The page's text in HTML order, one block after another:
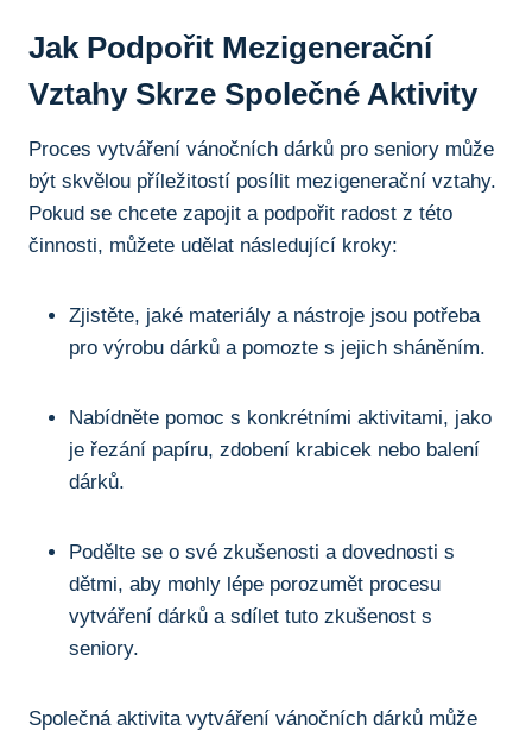
Jak Podpořit⁢ Mezigenerační
Vztahy​ Skrze⁢ Společné Aktivity
Proces‌ vytváření vánočních dárků pro seniory může
být⁤ skvělou příležitostí posílit mezigenerační‍ vztahy.
Pokud se chcete zapojit a​ podpořit⁤ radost z této
činnosti, můžete ⁣udělat následující⁤ kroky:
Zjistěte, jaké‍ materiály a nástroje jsou​ potřeba
pro výrobu ​dárků a pomozte s jejich sháněním.
Nabídněte⁣ pomoc s konkrétními aktivitami, jako
je řezání papíru, zdobení krabicek nebo balení
‍dárků.
Podělte se o své⁣ zkušenosti a dovednosti s
dětmi, aby mohly lépe porozumět procesu
vytváření dárků⁢ a ⁢sdílet tuto zkušenost s
seniory.
Společná aktivita vytváření vánočních dárků⁢ může